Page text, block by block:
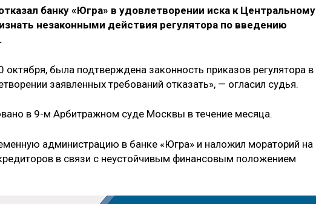
банку «Югра» в удовлетворении иска к Центральному
незаконными действия регулятора по введению
была подтверждена законность приказов регулятора в
заявленных требований отказать», — огласил судья.
в 9-м Арбитражном суде Москвы в течение месяца.
администрацию в банке «Югра» и наложил мораторий на
в связи с неустойчивым финансовым положением